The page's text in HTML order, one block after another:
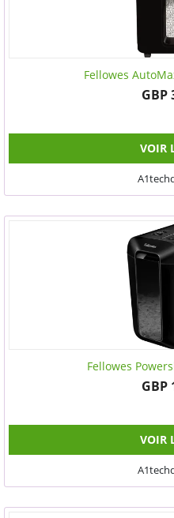
Fellowes
GBP
VOIR
Fellowes
GBP
VOIR